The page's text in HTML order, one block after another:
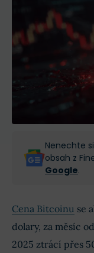
Nenechte
obsah z
Google.
Cena Bitcoinu se
dolary, za měsíc
2025 ztrácí přes